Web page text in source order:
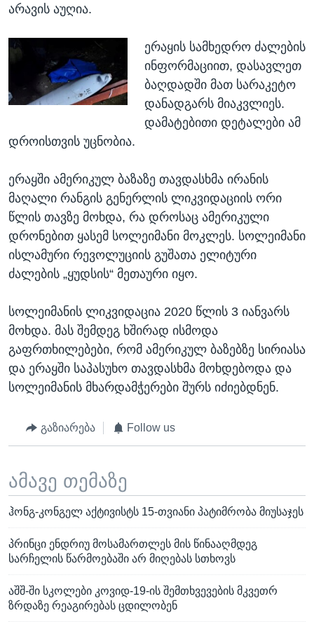
არავის აუღია.
ერაყის სამხედრო ძალების
ინფორმაციით, დასავლეთ
ბაღდადში მათ სარაკეტო
დანადგარს მიაკვლიეს.
დამატებითი დეტალები ამ
დროისთვის უცნობია.
ერაყში ამერიკულ ბაზაზე თავდასხმა ირანის
მაღალი რანგის გენერლის ლიკვიდაციის ორი
წლის თავზე მოხდა, რა დროსაც ამერიკული
დრონებით ყასემ სოლეიმანი მოკლეს. სოლეიმანი
ისლამური რევოლუციის გუშათა ელიტური
ძალების „ყუდსის“ მეთაური იყო.
სოლეიმანის ლიკვიდაცია 2020 წლის 3 იანვარს
მოხდა. მას შემდეგ ხშირად ისმოდა
გაფრთხილებები, რომ ამერიკულ ბაზებზე სირიასა
და ერაყში საპასუხო თავდასხმა მოხდებოდა და
სოლეიმანის მხარდამჭერები შურს იძიებდნენ.
გაზიარება Follow us
ამავე თემაზე
ჰონგ-კონგელ აქტივისტს 15-თვიანი პატიმრობა მიუსაჯეს
პრინცი ენდრიუ მოსამართლეს მის წინააღმდეგ
სარჩელის წარმოებაში არ მიღებას სთხოვს
აშშ-ში სკოლები კოვიდ-19-ის შემთხვევების მკვეთრ
ზრდაზე რეაგირებას ცდილობენ